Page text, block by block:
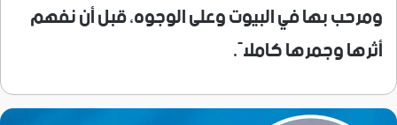
ومرحب بها في البيوت وعلى الوجوه، قبل أن نفهم
أثرها وجمرها كاملاً.